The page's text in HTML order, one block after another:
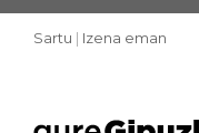
Sartu | Izena eman